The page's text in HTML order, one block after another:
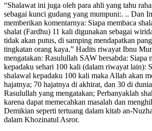
“Shalawat ini juga oleh para ahli yang tahu
sebagai kunci gudang yang mumpuni:. .. Dan
memberikan komentarnya: Siapa membaca
shalat (Fardhu) 11 kali digunakan sebagai
tidak akan putus, di samping mendapatkan
tingkatan orang kaya.” Hadits riwayat Ibnu
mengatakan: Rasulullah SAW bersabda: Siapa
kepadaku sehari 100 kali (dalam riwayat lain):
shalawal kepadaku 100 kali maka Allah akan
hajatnya; 70 hajatnya di akhirat, dan 30 di
Rasulullah yang mengatakan; Perbanyaklah
karena dapat memecahkan masalah dan
Demikian seperti tertuang dalam kitab an-
dalam Khozinatul Asror.